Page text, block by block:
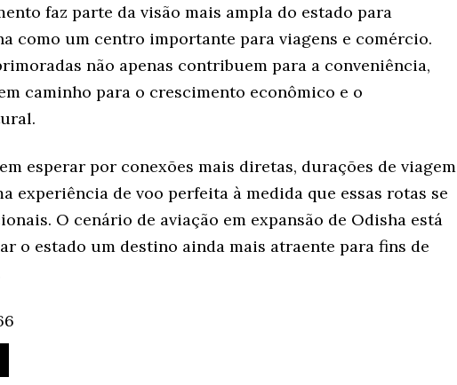
faz parte da visão mais ampla do estado para
como um centro importante para viagens e comércio.
não apenas contribuem para a conveniência,
caminho para o crescimento econômico e o
esperar por conexões mais diretas, durações de viagem
experiência de voo perfeita à medida que essas rotas se
O cenário de aviação em expansão de Odisha está
o estado um destino ainda mais atraente para fins de